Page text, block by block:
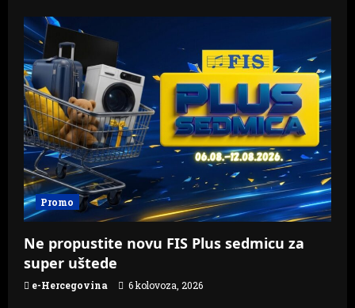
Promo
Ne propustite novu FIS Plus sedmicu za
super uštede
e-Hercegovina 6 kolovoza, 2026